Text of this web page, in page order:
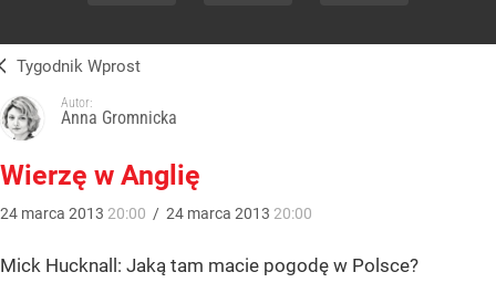
Tygodnik Wprost
Autor:
Anna Gromnicka
Wierzę w Anglię
24 marca 2013 20:00 / 24 marca 2013 20:00
Mick Hucknall: Jaką tam macie pogodę w Polsce?